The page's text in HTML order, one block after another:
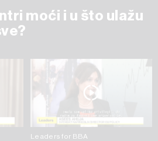
moći i u što ulažu
Leaders for BBA